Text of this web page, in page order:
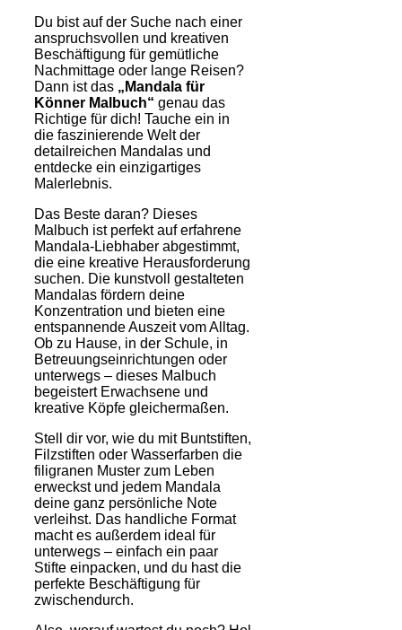
Du bist auf der Suche nach einer
anspruchsvollen und kreativen
Beschäftigung für gemütliche
Nachmittage oder lange Reisen?
Dann ist das „Mandala für
Könner Malbuch“ genau das
Richtige für dich! Tauche ein in
die faszinierende Welt der
detailreichen Mandalas und
entdecke ein einzigartiges
Malerlebnis.
Das Beste daran? Dieses
Malbuch ist perfekt auf erfahrene
Mandala-Liebhaber abgestimmt,
die eine kreative Herausforderung
suchen. Die kunstvoll gestalteten
Mandalas fördern deine
Konzentration und bieten eine
entspannende Auszeit vom Alltag.
Ob zu Hause, in der Schule, in
Betreuungseinrichtungen oder
unterwegs – dieses Malbuch
begeistert Erwachsene und
kreative Köpfe gleichermaßen.
Stell dir vor, wie du mit Buntstiften,
Filzstiften oder Wasserfarben die
filigranen Muster zum Leben
erweckst und jedem Mandala
deine ganz persönliche Note
verleihst. Das handliche Format
macht es außerdem ideal für
unterwegs – einfach ein paar
Stifte einpacken, und du hast die
perfekte Beschäftigung für
zwischendurch.